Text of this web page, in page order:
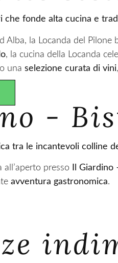
che fonde alta cucina e
Alba, la Locanda del Pilone
, la cucina della Locanda
una selezione curata di vini
-
tra le incantevoli colline
all’aperto presso Il Giardino
avventura gastronomica.